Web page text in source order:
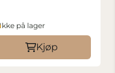
Ikke på lager
Kjøp